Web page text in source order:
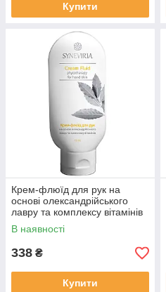
Купити
Крем-флюїд для рук на
основі олександрійського
лавру та комплексу вітамінів
115 мл.
В наявності
338 ₴
Купити